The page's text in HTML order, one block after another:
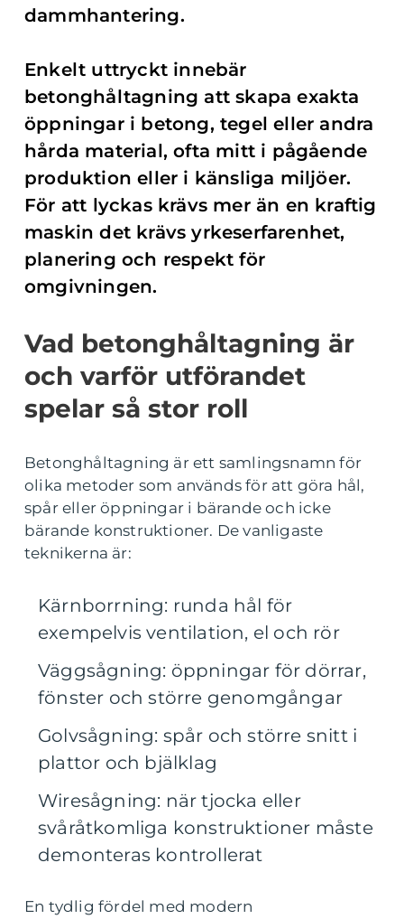
dammhantering.
Enkelt uttryckt innebär
betonghåltagning att skapa exakta
öppningar i betong, tegel eller andra
hårda material, ofta mitt i pågående
produktion eller i känsliga miljöer.
För att lyckas krävs mer än en kraftig
maskin det krävs yrkeserfarenhet,
planering och respekt för
omgivningen.
Vad betonghåltagning är
och varför utförandet
spelar så stor roll
Betonghåltagning är ett samlingsnamn för
olika metoder som används för att göra hål,
spår eller öppningar i bärande och icke
bärande konstruktioner. De vanligaste
teknikerna är:
Kärnborrning: runda hål för
exempelvis ventilation, el och rör
Väggsågning: öppningar för dörrar,
fönster och större genomgångar
Golvsågning: spår och större snitt i
plattor och bjälklag
Wiresågning: när tjocka eller
svåråtkomliga konstruktioner måste
demonteras kontrollerat
En tydlig fördel med modern